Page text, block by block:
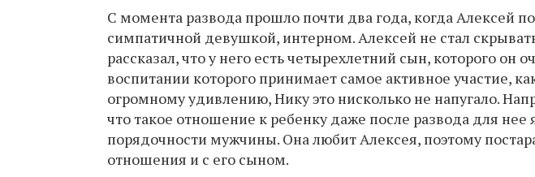
С момента развода прошло почти два года, когда Алексей
симпатичной девушкой, интерном. Алексей не стал
рассказал, что у него есть четырехлетний сын, которого он
воспитании которого принимает самое активное участие,
огромному удивлению, Нику это нисколько не напугало.
что такое отношение к ребенку даже после развода для нее
порядочности мужчины. Она любит Алексея, поэтому
отношения и с его сыном.